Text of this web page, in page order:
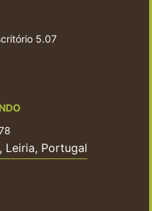
5.07
Leiria, Portugal